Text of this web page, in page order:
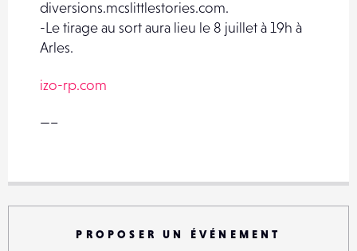
diversions.mcslittlestories.com.
-Le tirage au sort aura lieu le 8 juillet à 19h à
Arles.
izo-rp.com
—–
PROPOSER UN ÉVÉNEMENT